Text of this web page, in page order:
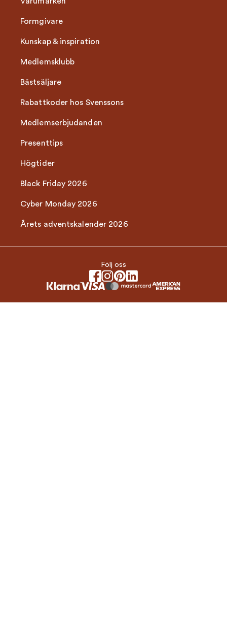
Formgivare
Kunskap & inspiration
Medlemsklubb
Bästsäljare
Rabattkoder hos Svenssons
Medlemserbjudanden
Presenttips
Högtider
Black Friday 2026
Cyber Monday 2026
Årets adventskalender 2026
Följ oss